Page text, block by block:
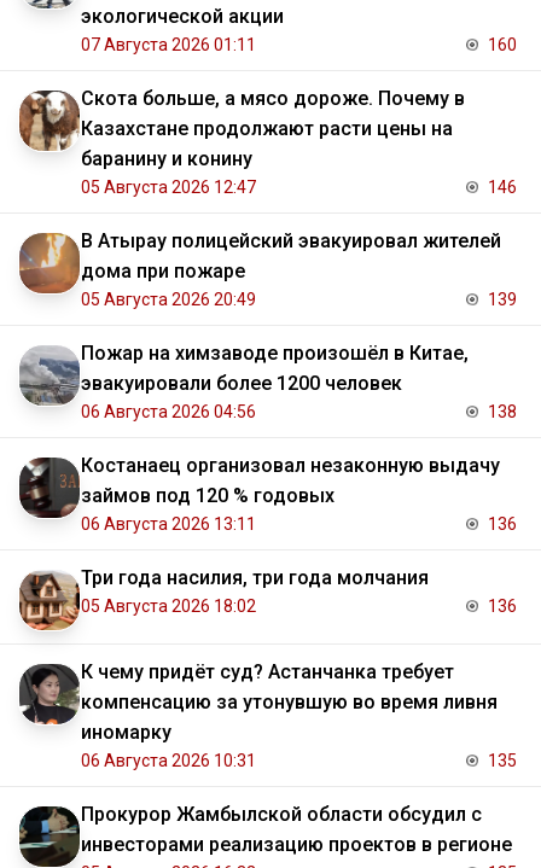
экологической акции
07 Августа 2026 01:11 160
Скота больше, а мясо дороже. Почему в
Казахстане продолжают расти цены на
баранину и конину
05 Августа 2026 12:47 146
В Атырау полицейский эвакуировал жителей
дома при пожаре
05 Августа 2026 20:49 139
Пожар на химзаводе произошёл в Китае,
эвакуировали более 1200 человек
06 Августа 2026 04:56 138
Костанаец организовал незаконную выдачу
займов под 120 % годовых
06 Августа 2026 13:11 136
Три года насилия, три года молчания
05 Августа 2026 18:02 136
К чему придёт суд? Астанчанка требует
компенсацию за утонувшую во время ливня
иномарку
06 Августа 2026 10:31 135
Прокурор Жамбылской области обсудил с
инвесторами реализацию проектов в регионе